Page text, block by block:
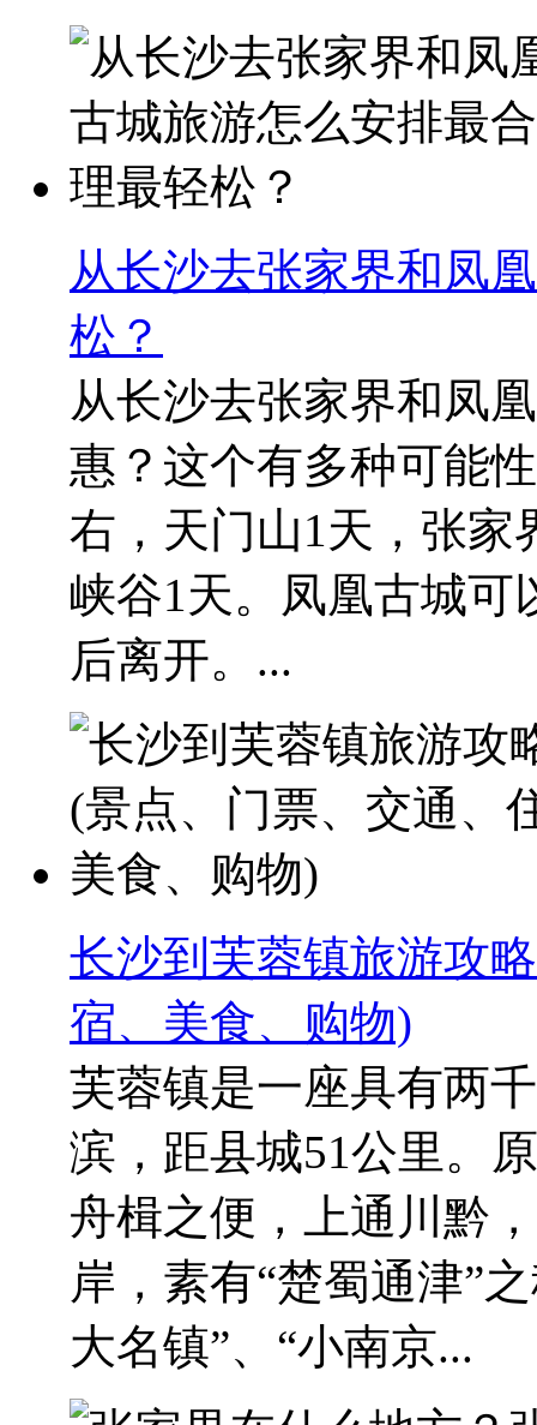
从长沙去张家界和凤
松？
从长沙去张家界和凤
惠？这个有多种可能
右，天门山1天，张家
峡谷1天。凤凰古城可
后离开。...
长沙到芙蓉镇旅游攻
宿、美食、购物)
芙蓉镇是一座具有两
滨，距县城51公里。
舟楫之便，上通川黔
岸，素有“楚蜀通津”
大名镇”、“小南京...